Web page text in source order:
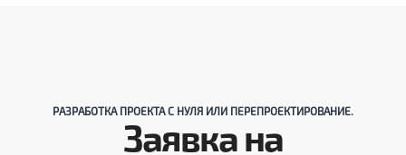
РАЗРАБОТКА ПРОЕКТА С НУЛЯ ИЛИ ПЕРЕПРОЕКТИРОВАНИЕ.
Заявка на